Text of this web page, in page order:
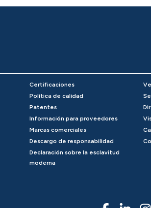
Certificaciones
Política de calidad
Patentes
Información para proveedores
Marcas comerciales
Descargo de responsabilidad
Declaración sobre la esclavitud
moderna